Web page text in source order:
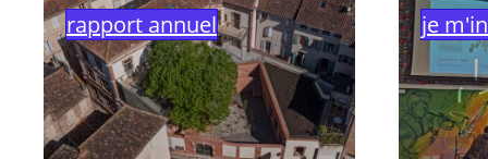
rapport annuel
je